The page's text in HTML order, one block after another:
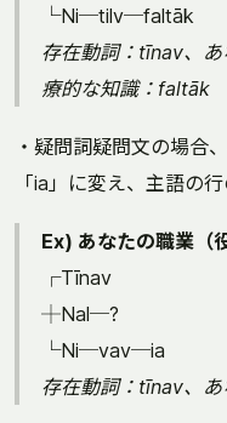
└Ni─tilv─faltāk
存在動詞：tīnav、
療的な知識：faltāk
・疑問詞疑問文の場合
「ia」に変え、主語の
Ex) あなたの職業（
┌Tīnav
┼Nal─?
└Ni─vav─ia
存在動詞：tīnav、